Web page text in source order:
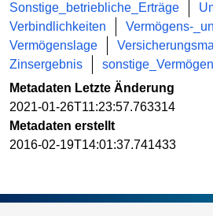
Sonstige_betriebliche_Erträge
Verbindlichkeiten
Vermögens-
Vermögenslage
Zinsergebnis
Metadaten Letzte Änderung
2021-01-26T11:23:57.763314
Metadaten erstellt
2016-02-19T14:01:37.741433